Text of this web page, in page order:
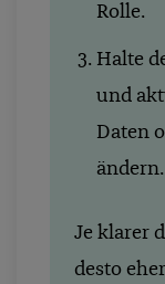
Rolle.
Halte
und
Daten
ändern.
Je klarer
desto